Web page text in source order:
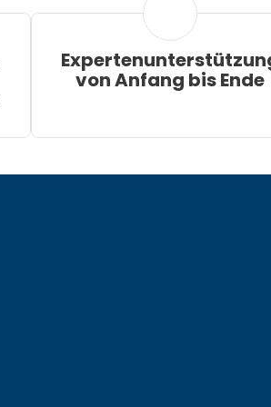
von Anfang bis Ende